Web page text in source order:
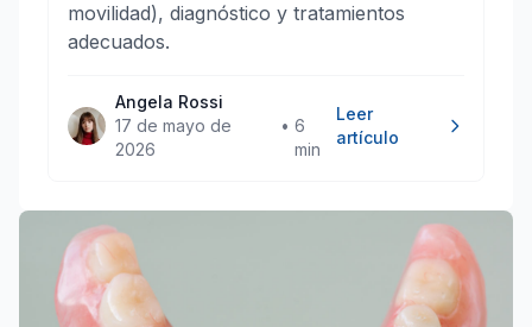
movilidad), diagnóstico y tratamientos
adecuados.
Angela Rossi
17 de mayo de
2026
• 6
min
Leer
artículo